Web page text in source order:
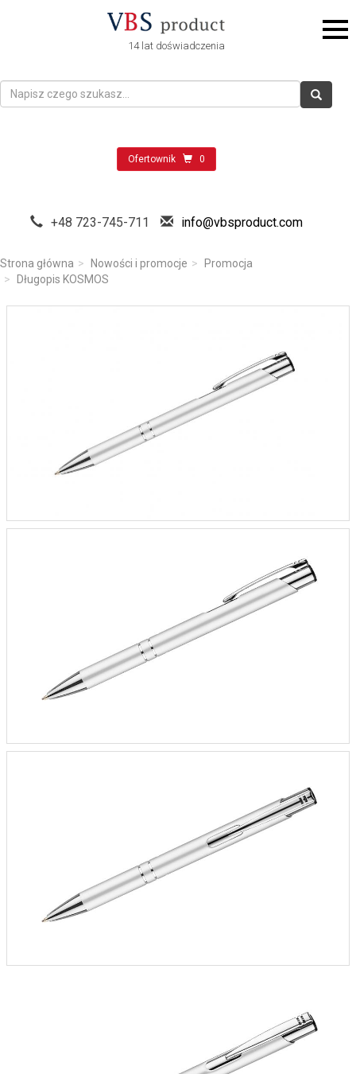
14 lat doświadczenia
Ofertownik 0
+48 723-745-711 info@vbsproduct.com
Strona główna Nowości i promocje
Promocja
Długopis KOSMOS